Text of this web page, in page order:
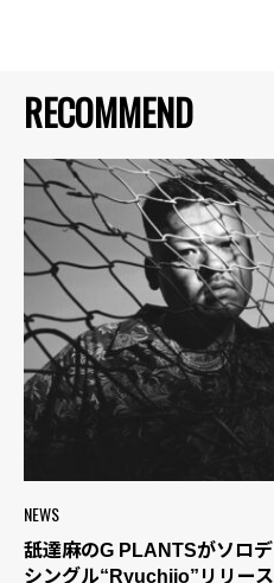
RECOMMEND
NEWS
舐達麻のG PLANTSがソロ
シングル“Ryuchijo”リリース